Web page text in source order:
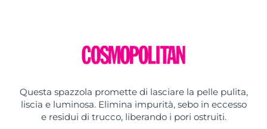
Questa spazzola promette di lasciare la pelle pulita,
liscia e luminosa. Elimina impurità, sebo in eccesso
e residui di trucco, liberando i pori ostruiti.